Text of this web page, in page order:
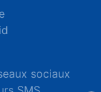
sociaux